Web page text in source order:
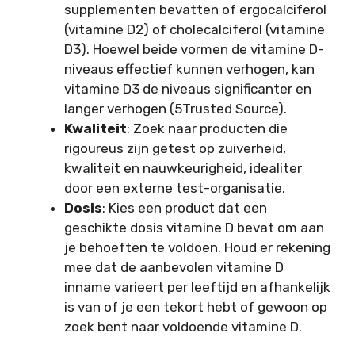
supplementen bevatten of ergocalciferol
(vitamine D2) of cholecalciferol (vitamine
D3). Hoewel beide vormen de vitamine D-
niveaus effectief kunnen verhogen, kan
vitamine D3 de niveaus significanter en
langer verhogen (5Trusted Source).
Kwaliteit: Zoek naar producten die
rigoureus zijn getest op zuiverheid,
kwaliteit en nauwkeurigheid, idealiter
door een externe test-organisatie.
Dosis: Kies een product dat een
geschikte dosis vitamine D bevat om aan
je behoeften te voldoen. Houd er rekening
mee dat de aanbevolen vitamine D
inname varieert per leeftijd en afhankelijk
is van of je een tekort hebt of gewoon op
zoek bent naar voldoende vitamine D.